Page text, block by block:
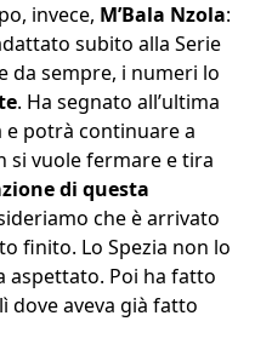
invece, M’Bala Nzola:
subito alla Serie
da sempre, i numeri lo
. Ha segnato all’ultima
potrà continuare a
si vuole fermare e tira
di questa
che è arrivato
finito. Lo Spezia non lo
aspettato. Poi ha fatto
dove aveva già fatto